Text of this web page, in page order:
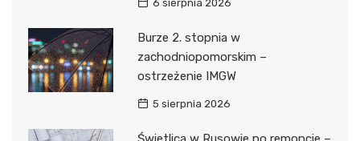
6 sierpnia 2026
Burze 2. stopnia w
zachodniopomorskim –
ostrzeżenie IMGW
5 sierpnia 2026